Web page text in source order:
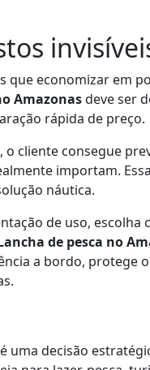
que economizar em
Amazonasdeve ser
rápida de preço.
cliente consegue
importam.
náutica.
de uso,
de pesca no
a bordo, protege
é uma decisão